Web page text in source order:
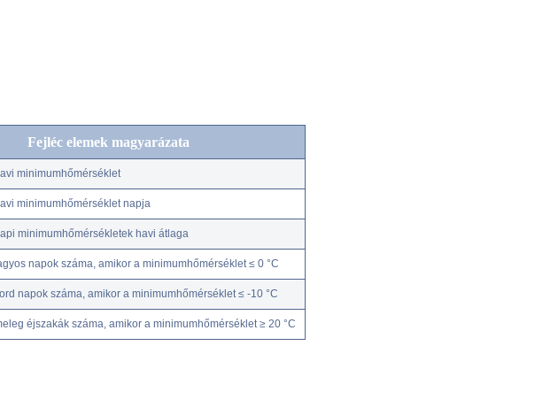
Fejléc elemek magyarázata
minimumhőmérséklet
minimumhőmérséklet napja
minimumhőmérsékletek havi átlaga
napok száma, amikor a minimumhőmérséklet ≤ 0 °C
napok száma, amikor a minimumhőmérséklet ≤ -10 °C
éjszakák száma, amikor a minimumhőmérséklet ≥ 20 °C